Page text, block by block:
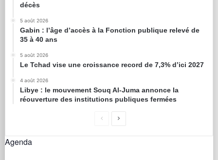
décès
5 août 2026
Gabin : l’âge d’accès à la Fonction publique relevé de
35 à 40 ans
5 août 2026
Le Tchad vise une croissance record de 7,3% d’ici 2027
4 août 2026
Libye : le mouvement Souq Al-Juma annonce la
réouverture des institutions publiques fermées
Agenda